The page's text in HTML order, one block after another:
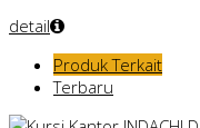
detail
Produk Terkait
Terbaru